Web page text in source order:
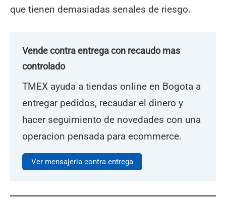
que tienen demasiadas senales de riesgo.
Vende contra entrega con recaudo mas
controlado
TMEX ayuda a tiendas online en Bogota a
entregar pedidos, recaudar el dinero y
hacer seguimiento de novedades con una
operacion pensada para ecommerce.
Ver mensajeria contra entrega